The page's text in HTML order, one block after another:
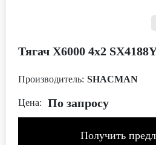
Тягач Х6000 4х2
Производитель: SHACMAN
Цена: По запросу
Получить